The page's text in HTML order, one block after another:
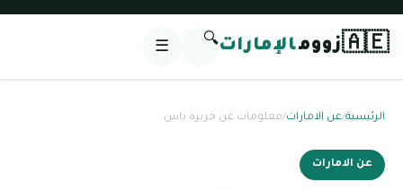
🇦🇪زوومالإمارات🔍
☰
الرئيسية/عن الامارات/معلومات عن جزيرة ياس
عن الامارات